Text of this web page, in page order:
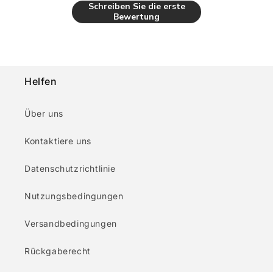
Schreiben Sie die erste
Bewertung
Helfen
Über uns
Kontaktiere uns
Datenschutzrichtlinie
Nutzungsbedingungen
Versandbedingungen
Rückgaberecht